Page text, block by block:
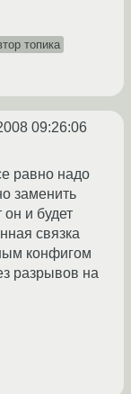
топика
09:26:06
равно надо
заменить
и будет
связка
конфигом
разрывов на